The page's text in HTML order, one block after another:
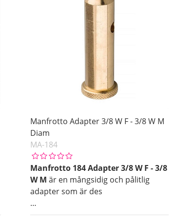
Manfrotto Adapter 3/8 W F - 3/8 W M
Diam
MA-184
Manfrotto 184 Adapter 3/8 W F - 3/8
W M är en mångsidig och pålitlig
adapter som är des
…